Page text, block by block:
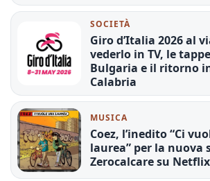
SOCIETÀ
Giro d’Italia 2026 al
vederlo in TV, le
Bulgaria e il ritorno
Calabria
MUSICA
Coez, l’inedito “Ci
laurea” per la nuova
Zerocalcare su Netflix